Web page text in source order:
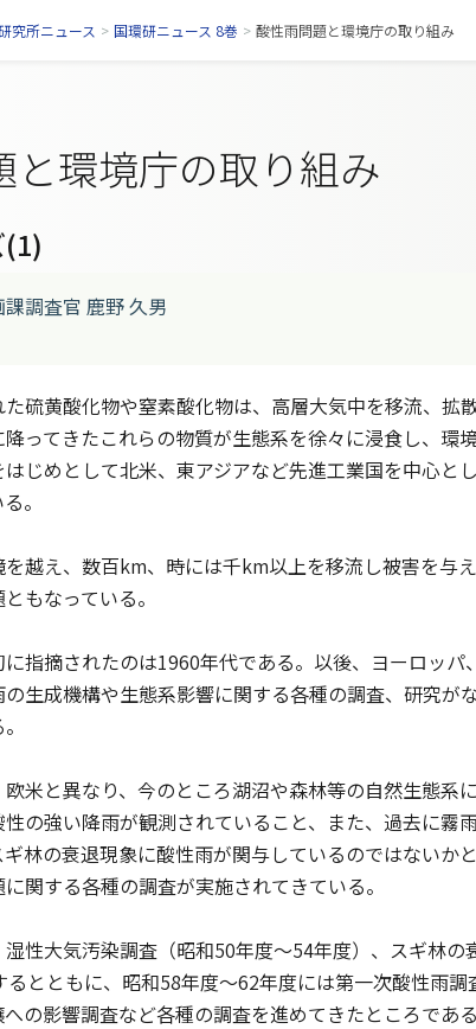
究所ニュース > 国環研ニュース 8巻 > 酸性雨問題と環境庁の取り組み
と環境庁の取り組み
調査官 鹿野 久男
硫黄酸化物や窒素酸化物は、高層大気中を移流、拡
ってきたこれらの物質が生態系を徐々に浸食し、環
じめとして北米、東アジアなど先進工業国を中心と
。
越え、数百km、時には千km以上を移流し被害を与
もなっている。
指摘されたのは1960年代である。以後、ヨーロッ
生成機構や生態系影響に関する各種の調査、研究
米と異なり、今のところ湖沼や森林等の自然生態系
の強い降雨が観測されていること、また、過去に霧
林の衰退現象に酸性雨が関与しているのではない
関する各種の調査が実施されてきている。
性大気汚染調査（昭和50年度〜54年度）、スギ林
とともに、昭和58年度〜62年度には第一次酸性雨
の影響調査など各種の調査を進めてきたところである